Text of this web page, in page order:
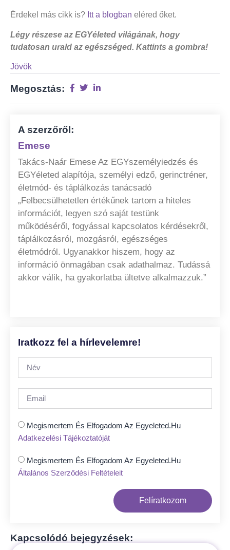
Érdekel más cikk is? Itt a blogban eléred őket.
Légy részese az EGYéleted világának, hogy
tudatosan urald az egészséged. Kattints a gombra!
Jövök
Megosztás:
A szerzőről:
Emese
Takács-Naár Emese Az EGYszemélyiedzés és
EGYéleted alapítója, személyi edző, gerinctréner,
életmód- és táplálkozás tanácsadó
„Felbecsülhetetlen értékűnek tartom a hiteles
információt, legyen szó saját testünk
működéséről, fogyással kapcsolatos kérdésekről,
táplálkozásról, mozgásról, egészséges
életmódról. Ugyanakkor hiszem, hogy az
információ önmagában csak adathalmaz. Tudássá
akkor válik, ha gyakorlatba ültetve alkalmazzuk.”
Iratkozz fel a hírlevelemre!
Megismertem És Elfogadom Az Egyeleted.hu
Adatkezelési Tájékoztatóját
Megismertem És Elfogadom Az Egyeleted.hu
Általános Szerződési Feltételeit
Felíratkozom
Kapcsolódó bejegyzések: